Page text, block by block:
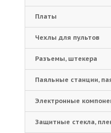
Платы
Чехлы для пультов
Разъемы, штекера
Паяльные станции,
Электронные
Защитные стекла,